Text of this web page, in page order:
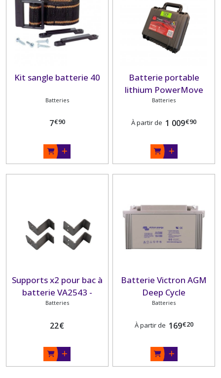
Kit sangle batterie 40
Batteries
7€90
Batterie portable
lithium PowerMove
Batteries
À partir de 1 009€90
Supports x2 pour bac à
batterie VA2543 -
VA2544
Batteries
22€
Batterie Victron AGM
Deep Cycle
Batteries
À partir de 169€20